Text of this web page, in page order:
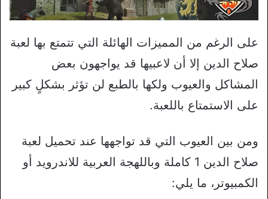
على الرغم من المميزات الهائلة التي تتمتع بها لعبة
صلاح الدين إلا أن لاعبيها قد يواجهون بعض
المشاكل والعيوب ولكها بالطبع لن تؤثر بشكلٍ كبير
على الاستمتاع باللعبة.
ومن بين العيوب التي قد تواجهها عند تحميل لعبة
صلاح الدين 1 كاملة وباللهجة العربية للاندرويد أو
الكمبيوتر، ما يلي: